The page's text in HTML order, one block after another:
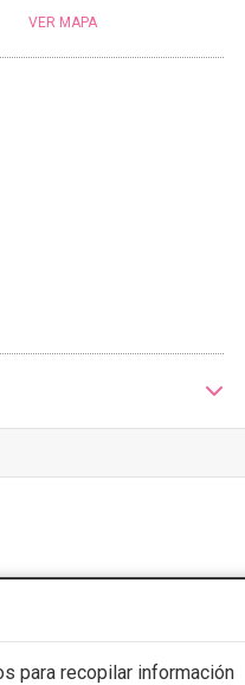
para recopilar información
VER MAPA